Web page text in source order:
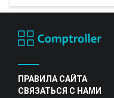
ПРАВИЛА САЙТА
СВЯЗАТЬСЯ С НАМИ